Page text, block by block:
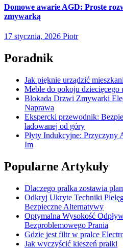
Domowe awarie AGD: Proste
zmywarką
17 stycznia, 2026 Piotr
Poradnik
Jak pięknie urządzić
Meble do pokoju dziecięcego
Blokada Drzwi Zmywarki
Naprawa
Ekspercki przewodnik:
ładowanej od góry
Płyty Indukcyjne: Przyczyny
Im
Popularne Artykuły
Dlaczego pralka zostawia
Odkryj Ukryte Techniki
Bezpieczne Alternatywy
Optymalna Wysokość
Bezproblemowego Prania
Gdzie jest filtr w pralce
Jak wyczyścić kieszeń pralki